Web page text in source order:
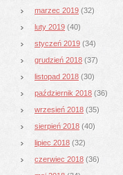
marzec 2019 (32)
luty 2019 (40)
styczeń 2019 (34)
grudzień 2018 (37)
listopad 2018 (30)
październik 2018 (36)
wrzesień 2018 (35)
sierpień 2018 (40)
lipiec 2018 (32)
czerwiec 2018 (36)